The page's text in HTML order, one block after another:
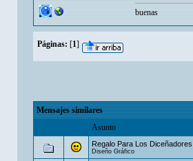
buenas
Páginas: [1]
Mensajes similares
Asunto
Regalo Para Los Diceñadores
Diseño Gráfico